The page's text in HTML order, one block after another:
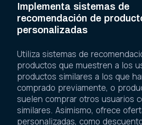
Implementa sistemas de
recomendación de
personalizadas
Utiliza sistemas de
productos que muestren a los
productos similares a los que
comprado previamente, o
suelen comprar otros usuarios
similares. Asimismo, ofrece
personalizadas, como